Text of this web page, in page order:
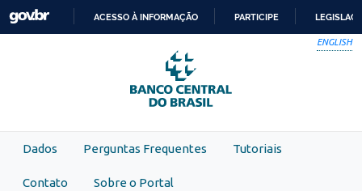
Skip to main content
PARA
O
CONTEÚDO
ACESSO À INFORMAÇÃO PARTICIPE
ENGLISH
Dados Perguntas Frequentes Tutoriais
Contato Sobre o Portal